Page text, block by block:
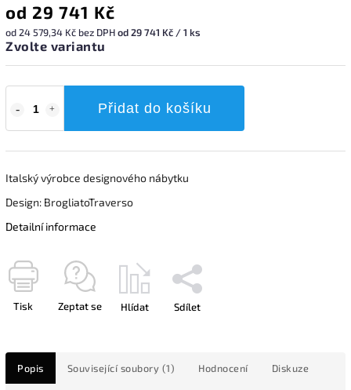
od 29 741 Kč
od24 579,34 Kč bez DPHod 29 741 Kč / 1 ks
Zvolte variantu
Přidat do košíku
Italský výrobce designového nábytku
Design: BrogliatoTraverso
Detailní informace
Tisk Zeptat se Hlídat Sdílet
Popis Související soubory (1) Hodnocení Diskuze